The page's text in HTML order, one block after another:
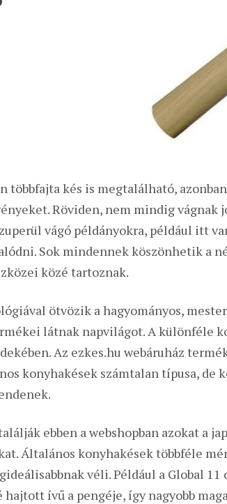
többfajta kés is megtalálható,
Röviden, nem mindig vágnak
vágó példányokra, például itt
Sok mindennek köszönhetik a
közé tartoznak.
ötvözik a hagyományos,
látnak napvilágot. A különféle
Az ezkes.hu webáruház
konyhakések számtalan típusa, de
ebben a webshopban azokat a
Általános konyhakések többféle
véli. Például a Global
ívű a pengéje, így nagyobb